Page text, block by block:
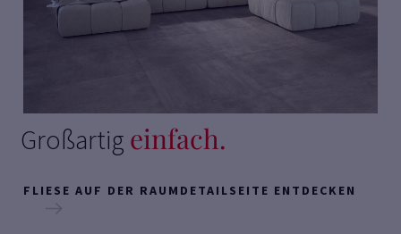
Großartig einfach.
FLIESE AUF DER RAUMDETAILSEITE ENTDECKEN